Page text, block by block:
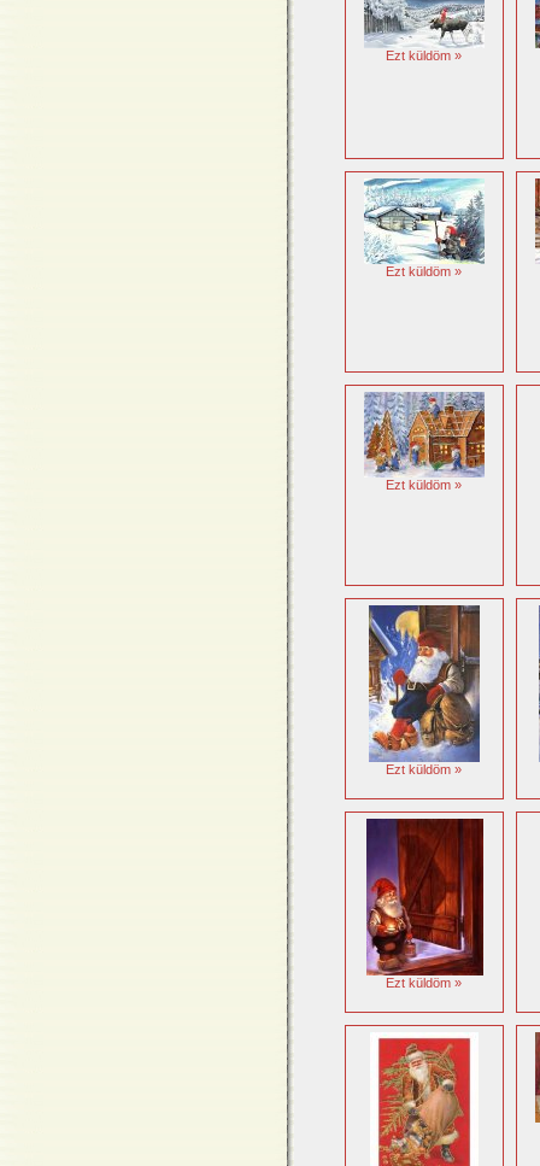
Ezt küldöm »
Ezt küldöm »
Ezt küldöm »
Ezt küldöm »
Ezt küldöm »